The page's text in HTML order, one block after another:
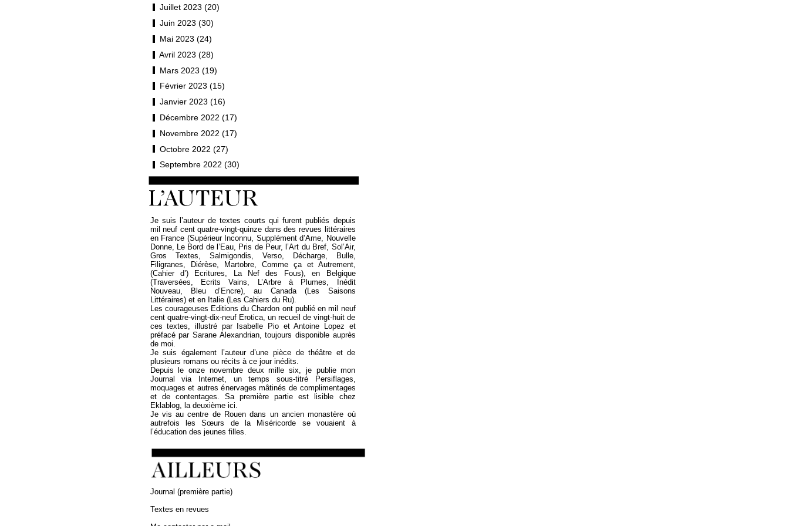
Juillet 2023 (20)
Juin 2023 (30)
Mai 2023 (24)
Avril 2023 (28)
Mars 2023 (19)
Février 2023 (15)
Janvier 2023 (16)
Décembre 2022 (17)
Novembre 2022 (17)
Octobre 2022 (27)
Septembre 2022 (30)
Je suis l’auteur de textes courts qui furent publiés depuis
mil neuf cent quatre-vingt-quinze dans des revues littéraires
en France (Supérieur Inconnu, Supplément d’Ame, Nouvelle
Donne, Le Bord de l’Eau, Pris de Peur, l’Art du Bref, Sol’Air,
Gros Textes, Salmigondis, Verso, Décharge, Bulle,
Filigranes, Diérèse, Martobre, Comme ça et Autrement,
(Cahier d’) Ecritures, La Nef des Fous), en Belgique
(Traversées, Ecrits Vains, L’Arbre à Plumes, Inédit
Nouveau, Bleu d’Encre), au Canada (Les Saisons
Littéraires) et en Italie (Les Cahiers du Ru).
Les courageuses Editions du Chardon ont publié en mil neuf
cent quatre-vingt-dix-neuf Erotica, un recueil de vingt-huit de
ces textes, illustré par Isabelle Pio et Antoine Lopez et
préfacé par Sarane Alexandrian, toujours disponible auprès
de moi.
Je suis également l’auteur d’une pièce de théâtre et de
plusieurs romans ou récits à ce jour inédits.
Depuis le onze novembre deux mille six, je publie mon
Journal via Internet, un temps sous-titré Persiflages,
moquages et autres énervages mâtinés de complimentages
et de contentages. Sa première partie est lisible chez
Eklablog, la deuxième ici.
Je vis au centre de Rouen dans un ancien monastère où
autrefois les Sœurs de la Miséricorde se vouaient à
l’éducation des jeunes filles.
Journal (première partie)
Textes en revues